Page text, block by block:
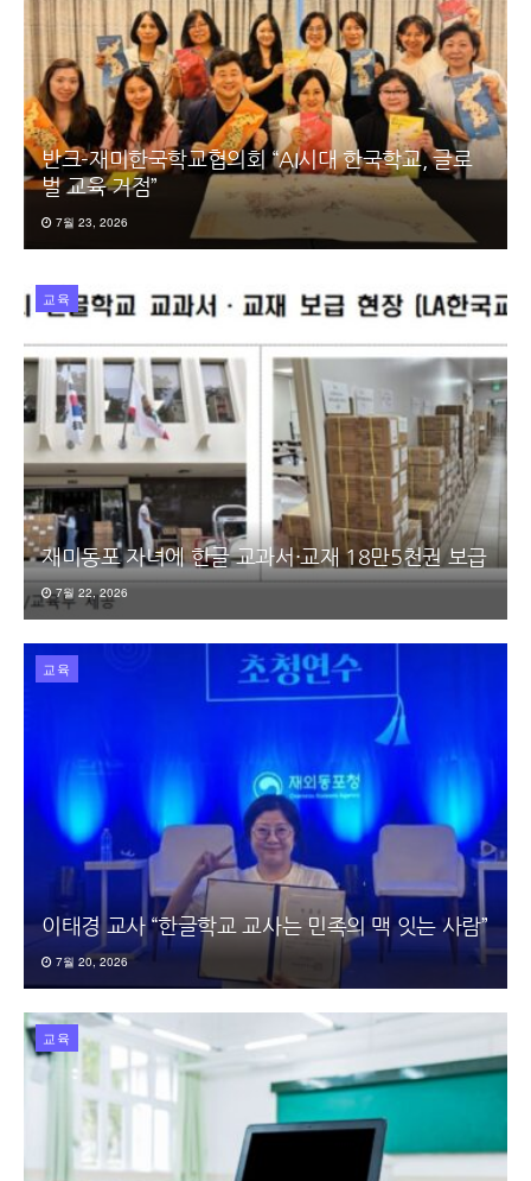
반크-재미한국학교협의회 “AI시대 한국학교, 글로
벌 교육 거점”
7월 23, 2026
교육
재미동포 자녀에 한글 교과서·교재 18만5천권 보급
7월 22, 2026
교육
이태경 교사 “한글학교 교사는 민족의 맥 잇는 사람”
7월 20, 2026
교육